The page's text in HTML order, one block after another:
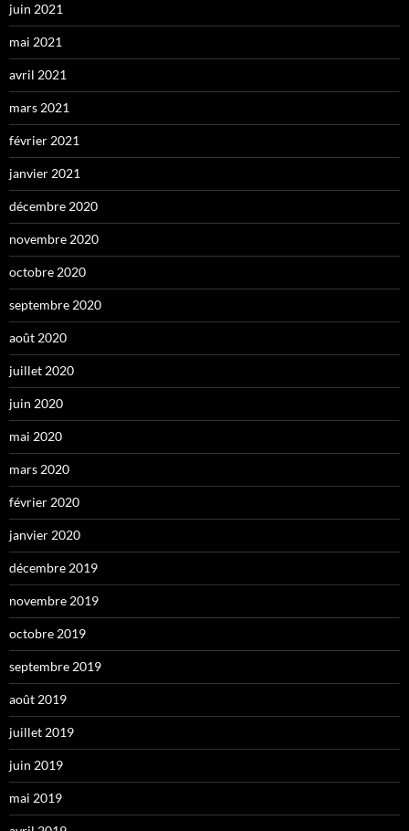
juin 2021
mai 2021
avril 2021
mars 2021
février 2021
janvier 2021
décembre 2020
novembre 2020
octobre 2020
septembre 2020
août 2020
juillet 2020
juin 2020
mai 2020
mars 2020
février 2020
janvier 2020
décembre 2019
novembre 2019
octobre 2019
septembre 2019
août 2019
juillet 2019
juin 2019
mai 2019